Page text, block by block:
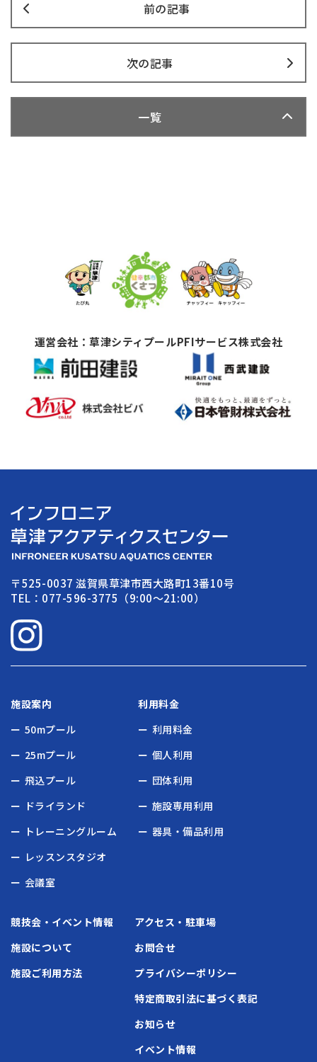
前の記事
次の記事
一覧
運営会社：草津シティプールPFIサービス株式会社
〒525-0037 滋賀県草津市西大路町13番10号
TEL：077-596-3775（9:00〜21:00）
施設案内
50mプール
25mプール
飛込プール
ドライランド
トレーニングルーム
レッスンスタジオ
会議室
利用料金
利用料金
個人利用
団体利用
施設専用利用
器具・備品利用
競技会・イベント情報
施設について
施設ご利用方法
アクセス・駐車場
お問合せ
プライバシーポリシー
特定商取引法に基づく表記
お知らせ
イベント情報